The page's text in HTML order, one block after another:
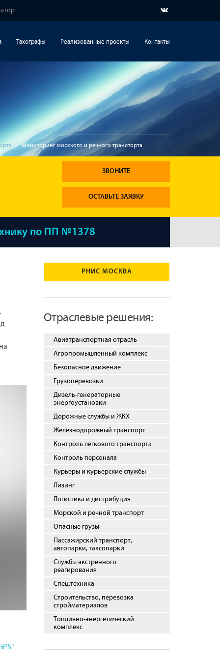
Тахографы Реализованные проекты Контакты
Мониторинг морского и речного транспорта
ЗВОНИТЕ
ОСТАВЬТЕ ЗАЯВКУ
по ПП №1378
.
РНИС МОСКВА
Отраслевые решения:
Авиатранспортная отрасль
Агропромышленный комплекс
Безопасное движение
Грузоперевозки
Дизель-генераторные
энергоустановки
Дорожные службы и ЖКХ
Железнодорожный транспорт
Контроль легкового транспорта
Контроль персонала
Курьеры и курьерские службы
Лизинг
Логистика и дистрибуция
Морской и речной транспорт
Опасные грузы
Пассажирский транспорт,
автопарки, таксопарки
Службы экстренного
реагирования
Спец.техника
Строительство, перевозка
стройматериалов
Топливно-энергетический
комплекс